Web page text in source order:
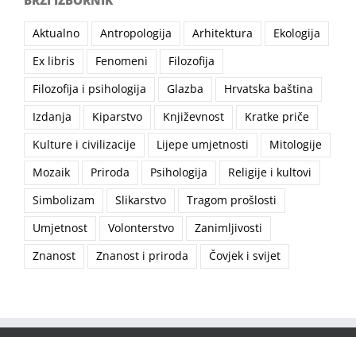
Aktualno Antropologija Arhitektura
Ekologija
Ex libris
Fenomeni
Filozofija
Filozofija i psihologija
Glazba
Hrvatska baština
Izdanja
Kiparstvo Književnost
Kratke priče
Kulture i civilizacije
Lijepe umjetnosti
Mitologije
Mozaik
Priroda Psihologija
Religije i kultovi
Simbolizam
Slikarstvo
Tragom prošlosti
Umjetnost
Volonterstvo
Zanimljivosti
Znanost
Znanost i priroda Čovjek i svijet